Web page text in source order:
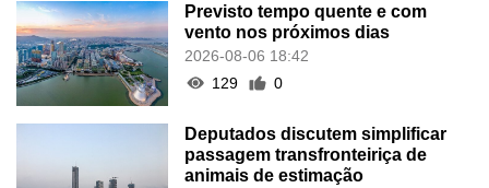
Previsto tempo quente e com
vento nos próximos dias
2026-08-06 18:42
129
0
Deputados discutem simplificar
passagem transfronteiriça de
animais de estimação